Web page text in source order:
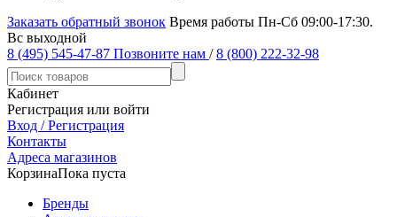
Заказать обратный звонок Время работы Пн-Сб 09:00-17:30.
Вс выходной
8 (495) 545-47-87 Позвоните нам / 8 (800) 222-32-98
Кабинет
Регистрация или войти
Вход / Регистрация
Контакты
Адреса магазинов
КорзинаПока пуста
Бренды